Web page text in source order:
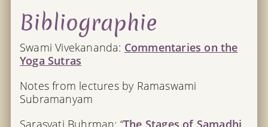
Bibliographie
Swami Vivekananda: Commentaries on the
Yoga Sutras
Notes from lectures by Ramaswami
Subramanyam
Sarasvati Buhrman: “The Stages of Samadhi